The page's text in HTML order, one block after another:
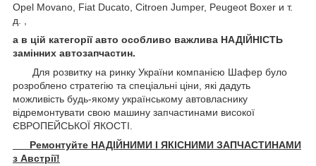
Opel Movano, Fiat Ducato, Citroen Jumper, Peugeot Boxer и т.
д. ,
а в цій категорії авто особливо важлива НАДІЙНІСТЬ
замінних автозапчастин.
Для розвитку на ринку України компанією Шафер було
розроблено стратегію та спеціальні ціни, які дадуть
можливість будь-якому українському автовласнику
відремонтувати свою машину запчастинами високої
ЄВРОПЕЙСЬКОЇ ЯКОСТІ.
Ремонтуйте НАДІЙНИМИ І ЯКІСНИМИ ЗАПЧАСТИНАМИ
з Австрії!